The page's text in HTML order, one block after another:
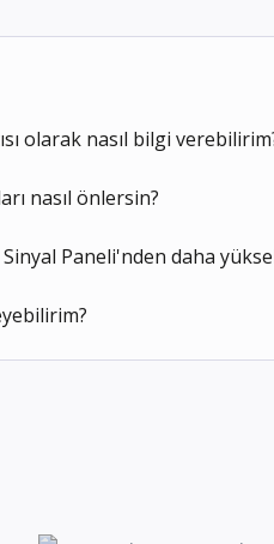
olarak nasıl bilgi
nasıl önlersin?
Paneli'nden daha